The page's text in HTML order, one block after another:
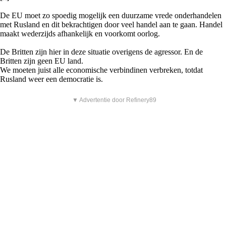
De EU moet zo spoedig mogelijk een duurzame vrede onderhandelen
met Rusland en dit bekrachtigen door veel handel aan te gaan. Handel
maakt wederzijds afhankelijk en voorkomt oorlog.
De Britten zijn hier in deze situatie overigens de agressor. En de
Britten zijn geen EU land.
We moeten juist alle economische verbindinen verbreken, totdat
Rusland weer een democratie is.
▼ Advertentie door Refinery89